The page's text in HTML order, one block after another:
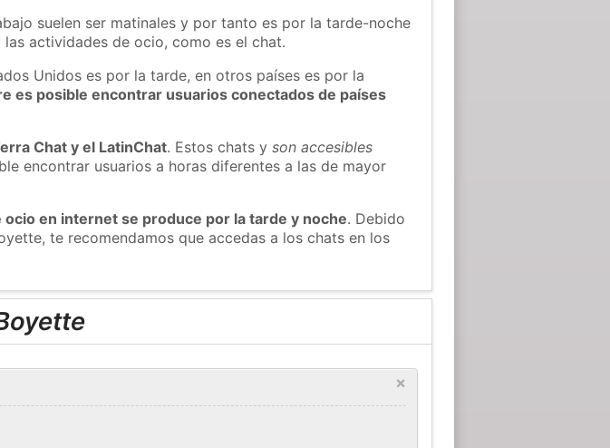
suelen ser matinales y por tanto es por la tarde-noche
actividades de ocio, como es el chat.
Unidos es por la tarde, en otros países es por la
es posible encontrar usuarios conectados de países
Chat y el LatinChat. Estos chats yson accesibles
encontrar usuarios a horas diferentes a las de mayor
en internet se produce por la tarde y noche. Debido
te recomendamos que accedas a los chats en los
×